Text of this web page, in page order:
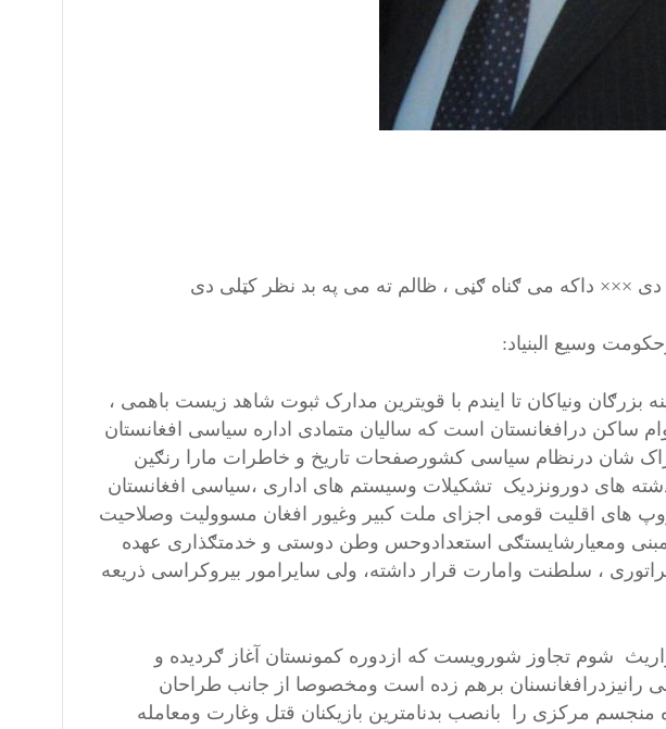
××× داکه می ګناه ګڼی ، ظالم ته می په بد نظر کټلی دی
وسیع البنیاد:
بزرګان ونیاکان تا ایندم با قویترین مدارک ثبوت شاهد زیست باهمی ،
ساکن درافغانستان است که سالیان متمادی اداره سیاسی افغانستان
شان درنظام سیاسی کشورصفحات تاریخ و خاطرات مارا رنګین
های دورونزدیک تشکیلات وسیستم های اداری ،سیاسی افغانستان
های اقلیت قومی اجزای ملت کبیر وغیور افغان مسوولیت وصلاحیت
ومعیارشایستګی استعدادوحس وطن دوستی و خدمتګذاری عهده
، سلطنت وامارت قرار داشته، ولی سایرامور بیروکراسی ذریعه
شوم تجاوز شورویست که ازدوره کمونستان آغاز ګردیده و
رانیزدرافغانسنان برهم زده است ومخصوصا از جانب طراحان
مرکزی را بانصب بدنامترین بازیکنان قتل وغارت ومعامله